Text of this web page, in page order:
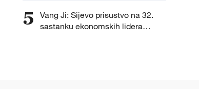
5
Vang Ji: Sijevo prisustvo na 32.
sastanku ekonomskih lidera